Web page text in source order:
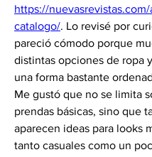
https://nuevasrevistas.com/
catalogo/. Lo revisé por
pareció cómodo porque
distintas opciones de ropa
una forma bastante
Me gustó que no se limita
prendas básicas, sino que
aparecen ideas para looks
tanto casuales como un